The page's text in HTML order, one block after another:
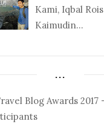
Kami, Iqbal Rois
Kaimudin...
...